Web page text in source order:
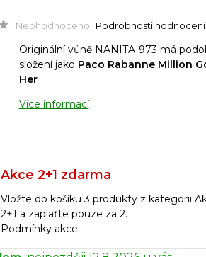
Neohodnoceno Podrobnosti hodnocení
Originální vůně NANITA-973 má
složení jako Paco Rabanne Million
Her
Více informací
Akce 2+1 zdarma
Vložte do košíku 3 produkty z kategorii
2+1 a zaplaťte pouze za 2.
Podmínky akce